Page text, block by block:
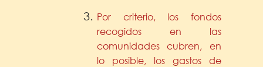
Por criterio, los fondos
recogidos en las
comunidades cubren, en
lo posible, los gastos de